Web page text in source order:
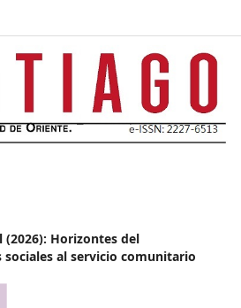
(2026): Horizontes del
al servicio comunitario